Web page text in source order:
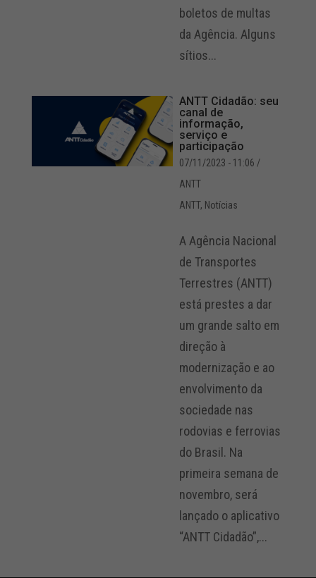
boletos de multas
da Agência. Alguns
sítios...
ANTT Cidadão: seu
canal de
informação,
serviço e
participação
07/11/2023 - 11:06 /
ANTT
ANTT, Notícias
A Agência Nacional
de Transportes
Terrestres (ANTT)
está prestes a dar
um grande salto em
direção à
modernização e ao
envolvimento da
sociedade nas
rodovias e ferrovias
do Brasil. Na
primeira semana de
novembro, será
lançado o aplicativo
“ANTT Cidadão”,...